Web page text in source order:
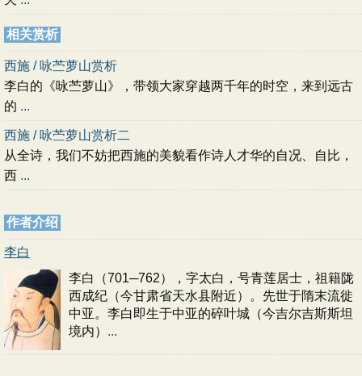
相关赏析
西施 / 咏苎萝山赏析
李白的《咏苎萝山》，带领大家穿越两千年的时空，来到远古
的 ...
西施 / 咏苎萝山赏析二
从全诗，我们不妨把西施的美貌看作诗人才华的自况、自比，
西 ...
作者介绍
李白
李白（701─762），字太白，号青莲居士，祖籍陇
西成纪（今甘肃省天水县附近）。先世于隋末流徙
中亚。李白即生于中亚的碎叶城（今吉尔吉斯斯坦
境内） ...